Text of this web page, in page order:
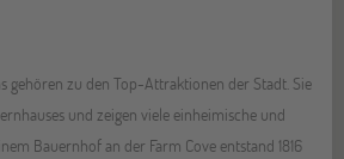
gehören zu den Top-Attraktionen der Stadt. Sie
und zeigen viele einheimische und
Bauernhof an der Farm Cove entstand 1816